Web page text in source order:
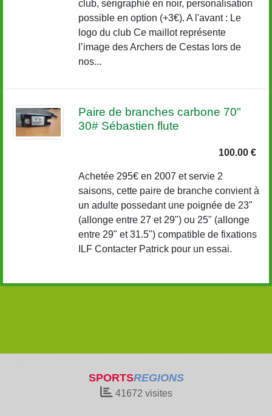
club, sérigraphié en noir, personalisation
possible en option (+3€). A l'avant : Le
logo du club Ce maillot représente
l’image des Archers de Cestas lors de
nos...
Paire de branches carbone 70"
30# Sébastien flute
100.00 €
Achetée 295€ en 2007 et servie 2
saisons, cette paire de branche convient à
un adulte possedant une poignée de 23"
(allonge entre 27 et 29") ou 25" (allonge
entre 29" et 31.5") compatible de fixations
ILF Contacter Patrick pour un essai.
SPORTSREGIONS
41672 visites